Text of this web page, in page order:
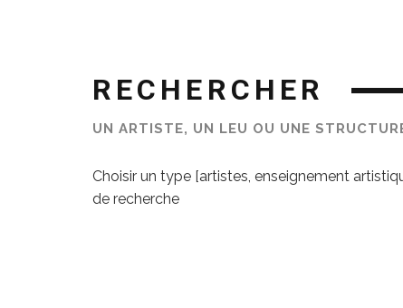
RECHERCHER
UN ARTISTE, UN LEU OU UNE
Choisir un type [artistes, enseignement
de recherche